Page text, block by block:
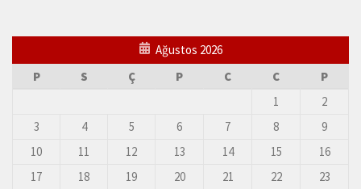
Ağustos 2026
P
S Ç P C C
P
1
2
3
4 5 6 7 8
9
10
11 12 13 14 15
16
17
18 19 20 21 22
23